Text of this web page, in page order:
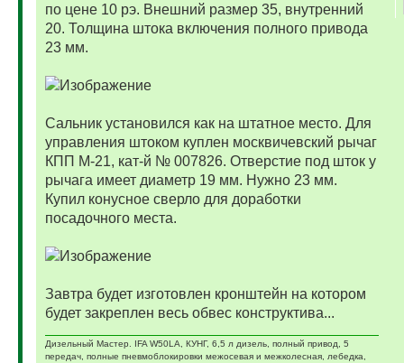
по цене 10 рэ. Внешний размер 35, внутренний
20. Толщина штока включения полного привода
23 мм.
Сальник установился как на штатное место. Для
управления штоком куплен москвичевский рычаг
КПП М-21, кат-й № 007826. Отверстие под шток у
рычага имеет диаметр 19 мм. Нужно 23 мм.
Купил конусное сверло для доработки
посадочного места.
Завтра будет изготовлен кронштейн на котором
будет закреплен весь обвес конструктива...
Дизельный Мастер. IFA W50LA, КУНГ, 6,5 л дизель, полный привод, 5
передач, полные пневмоблокировки межосевая и межколесная, лебедка,